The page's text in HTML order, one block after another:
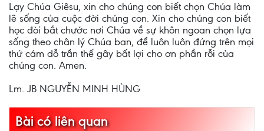
Lạy Chúa Giêsu, xin cho chúng con biết chọn Chúa làm
lẽ sống của cuộc đời chúng con. Xin cho chúng con biết
học đòi bắt chước nơi Chúa về sự khôn ngoan chọn lựa
sống theo chân lý Chúa ban, để luôn luôn đứng trên mọi
thứ cám dỗ trần thế gây bất lợi cho ơn phần rỗi của
chúng con. Amen.
Lm. JB NGUYỄN MINH HÙNG
Bài có liên quan